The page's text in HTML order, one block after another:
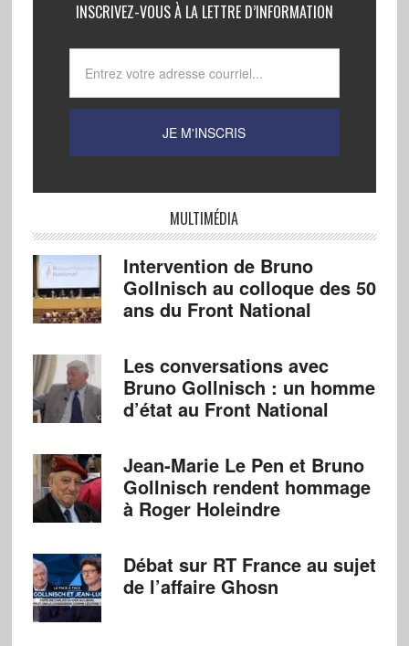
INSCRIVEZ-VOUS À LA LETTRE D’INFORMATION
MULTIMÉDIA
Intervention de Bruno
Gollnisch au colloque des 50
ans du Front National
Les conversations avec
Bruno Gollnisch : un homme
d’état au Front National
Jean-Marie Le Pen et Bruno
Gollnisch rendent hommage
à Roger Holeindre
Débat sur RT France au sujet
de l’affaire Ghosn